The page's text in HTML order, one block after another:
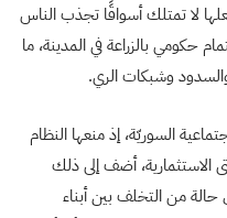
لا تمتلك أسواقًا تجذب الناس
حكومي بالزراعة في المدينة، ما
والسدود وشبكات الري.
السوريّة، إذ منعها النظام
الاستثمارية، أضف إلى ذلك
من التخلف بين أبناء